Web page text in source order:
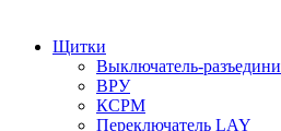
Щитки
Выключатель-
ВРУ
КСРМ
Переключатель LAY